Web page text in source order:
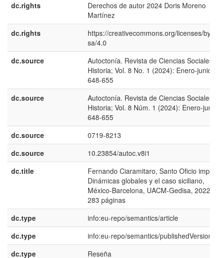
dc.rights
Derechos de autor 2024 Doris Moreno
Martínez
dc.rights
https://creativecommons.org/licenses/by-
sa/4.0
dc.source
Autoctonía. Revista de Ciencias Sociales
Historia; Vol. 8 No. 1 (2024): Enero-junio;
648-655
dc.source
Autoctonía. Revista de Ciencias Sociales
Historia; Vol. 8 Núm. 1 (2024): Enero-
648-655
dc.source
0719-8213
dc.source
10.23854/autoc.v8i1
dc.title
Fernando Ciaramitaro, Santo Oficio
Dinámicas globales y el caso siciliano,
México-Barcelona, UACM-Gedisa, 2022,
283 páginas
dc.type
info:eu-repo/semantics/article
dc.type
info:eu-repo/semantics/publishedVersion
dc.type
Reseña